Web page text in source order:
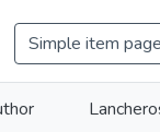
Simple item page